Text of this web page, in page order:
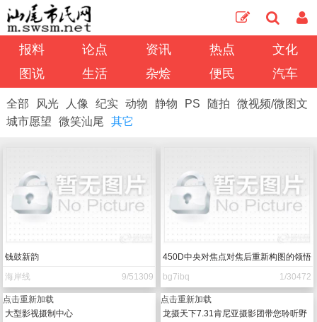
报料 论点 资讯 热点
文化
图说
生活 杂烩 便民 汽车
全部 风光 人像 纪实 动物 静物 PS 随拍
微视频/微图文
城市愿望
微笑汕尾 其它
钱鼓新韵
海岸线
9/51309
450D中央对焦点对焦后重新构图的领悟
bg7ibq
1/30472
点击重新加载
大型影视摄制中心
点击重新加载
龙摄天下7.31肯尼亚摄影团带您聆听野